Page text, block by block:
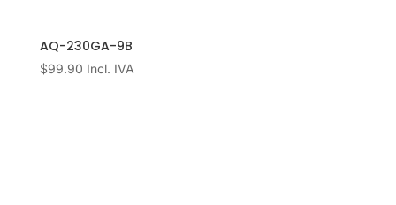
AQ-230GA-9B
$99.90 Incl. IVA